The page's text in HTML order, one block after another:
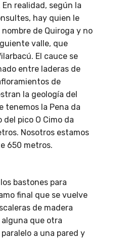
realidad, según la
hay quien le
de Quiroga y no
valle, que
El cauce se
entre laderas de
de
la geología del
tenemos la Pena da
del pico O Cimo da
Nosotros estamos
650 metros.
bastones para
final que se vuelve
de madera
que otra
a una pared y